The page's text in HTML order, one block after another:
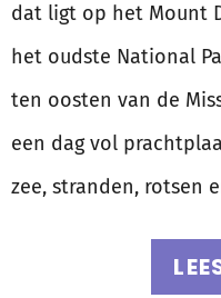
dat ligt op het Mount
het oudste National
ten oosten van de
een dag vol
zee, stranden, rotsen